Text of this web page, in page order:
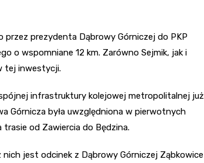
prezydenta Dąbrowy Górniczej do PKP
o wspomniane 12 km. Zarówno Sejmik, jak i
tej inwestycji.
infrastruktury kolejowej metropolitalnej już
Górnicza była uwzględniona w pierwotnych
od Zawiercia do Będzina.
jest odcinek z Dąbrowy Górniczej Ząbkowice